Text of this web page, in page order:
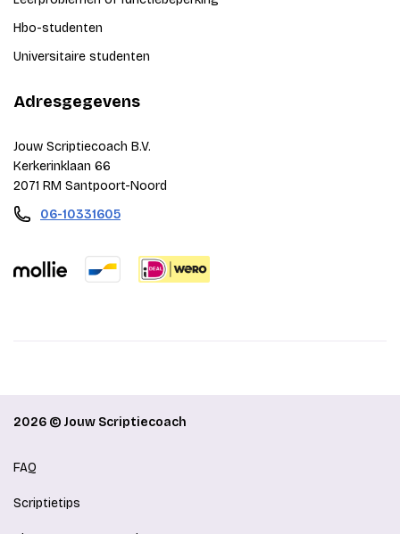
Hbo-studenten
Universitaire studenten
Adresgegevens
Jouw Scriptiecoach B.V.
Kerkerinklaan 66
2071 RM Santpoort-Noord
06-10331605
2026 © Jouw Scriptiecoach
FAQ
Scriptietips